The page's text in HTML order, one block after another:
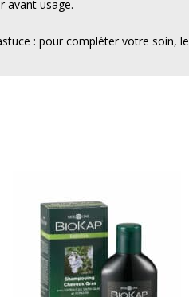
avant usage.
: pour compléter votre soin, le